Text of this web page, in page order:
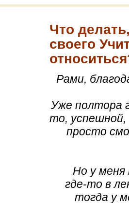
Что
своего
Рами,
Уже полтора
то, успешной,
просто
Но у меня
где-то в
тогда у